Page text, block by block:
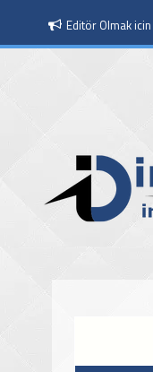
Editör Olmak icin
Moderatör Olmak